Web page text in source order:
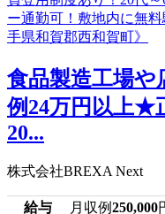
食品製造工場や
例24万円以上★
20...
株式会社BREXA Next
給与 月収例250,000